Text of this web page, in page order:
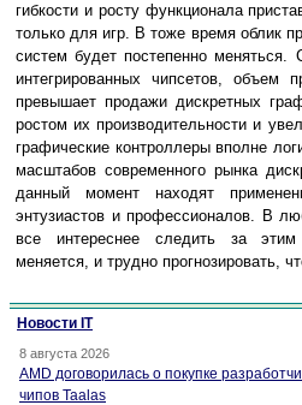
гибкости и росту функционала
только для игр. В тоже время облик
систем будет постепенно меняться.
интегрированных чипсетов, объем
превышает продажи дискретных
ростом их производительности и
графические контроллеры вполне
масштабов современного рынка
данный момент находят
энтузиастов и профессионалов. В
все интереснее следить за
меняется, и трудно прогнозировать,
Новости IT
8 августа 2026
AMD договорилась о покупке
чипов Taalas